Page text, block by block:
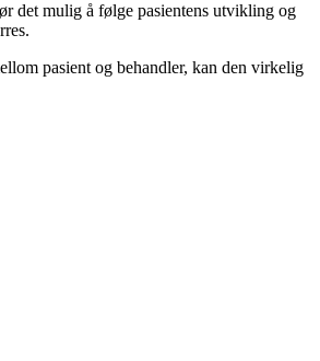
det mulig å følge pasientens utvikling og
pasient og behandler, kan den virkelig